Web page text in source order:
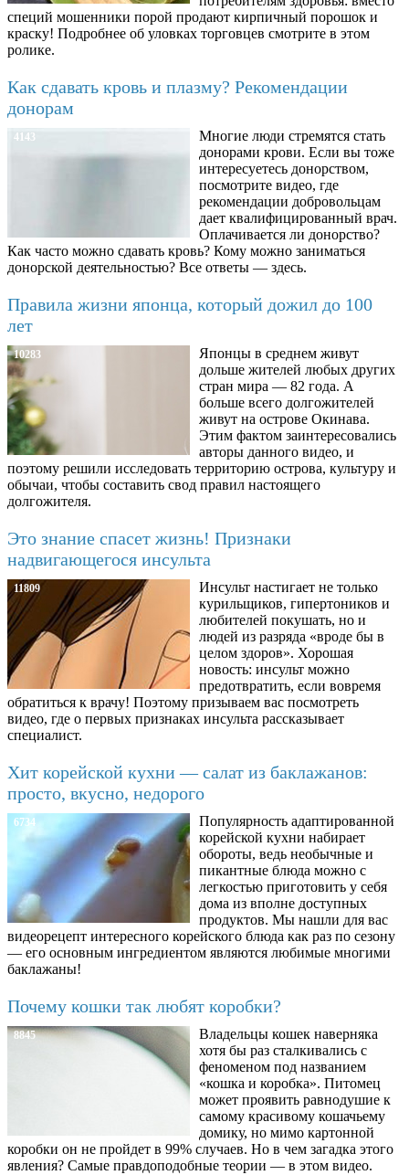
специй мошенники порой продают кирпичный порошок и
краску! Подробнее об уловках торговцев смотрите в этом
ролике.
Как сдавать кровь и плазму? Рекомендации
донорам
4143
Многие люди стремятся стать
донорами крови. Если вы тоже
интересуетесь донорством,
посмотрите видео, где
рекомендации добровольцам
дает квалифицированный врач.
Оплачивается ли донорство?
Как часто можно сдавать кровь? Кому можно заниматься
донорской деятельностью? Все ответы — здесь.
Правила жизни японца, который дожил до 100
лет
10283
Японцы в среднем живут
дольше жителей любых других
стран мира — 82 года. А
больше всего долгожителей
живут на острове Окинава.
Этим фактом заинтересовались
авторы данного видео, и
поэтому решили исследовать территорию острова, культуру и
обычаи, чтобы составить свод правил настоящего
долгожителя.
Это знание спасет жизнь! Признаки
надвигающегося инсульта
11809
Инсульт настигает не только
курильщиков, гипертоников и
любителей покушать, но и
людей из разряда «вроде бы в
целом здоров». Хорошая
новость: инсульт можно
предотвратить, если вовремя
обратиться к врачу! Поэтому призываем вас посмотреть
видео, где о первых признаках инсульта рассказывает
специалист.
Хит корейской кухни — салат из баклажанов:
просто, вкусно, недорого
6734
Популярность адаптированной
корейской кухни набирает
обороты, ведь необычные и
пикантные блюда можно с
легкостью приготовить у себя
дома из вполне доступных
продуктов. Мы нашли для вас
видеорецепт интересного корейского блюда как раз по сезону
— его основным ингредиентом являются любимые многими
баклажаны!
Почему кошки так любят коробки?
8845
Владельцы кошек наверняка
хотя бы раз сталкивались с
феноменом под названием
«кошка и коробка». Питомец
может проявить равнодушие к
самому красивому кошачьему
домику, но мимо картонной
коробки он не пройдет в 99% случаев. Но в чем загадка этого
явления? Самые правдоподобные теории — в этом видео.